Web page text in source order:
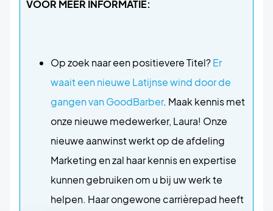
VOOR MEER INFORMATIE:
Op zoek naar een positievere Titel?Er
waait een nieuwe Latijnse wind door de
gangen van GoodBarber. Maak kennis met
onze nieuwe medewerker, Laura! Onze
nieuwe aanwinst werkt op de afdeling
Marketing en zal haar kennis en expertise
kunnen gebruiken om u bij uw werk te
helpen. Haar ongewone carrièrepad heeft